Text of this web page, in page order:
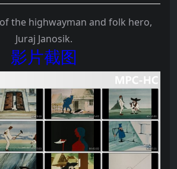
highwayman and folk hero,
Juraj Janosik.
影片截图